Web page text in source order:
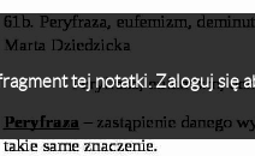
tej notatki. Zaloguj się